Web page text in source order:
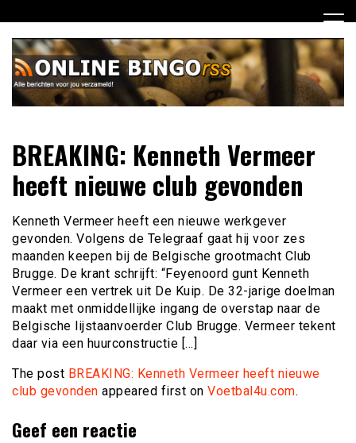
naar
inhoud
Online Bingo RSS
verzameld
BREAKING: Kenneth Vermeer
heeft nieuwe club gevonden
Kenneth Vermeer heeft een nieuwe werkgever
gevonden. Volgens de Telegraaf gaat hij voor zes
maanden keepen bij de Belgische grootmacht Club
Brugge. De krant schrijft: “Feyenoord gunt Kenneth
Vermeer een vertrek uit De Kuip. De 32-jarige doelman
maakt met onmiddellijke ingang de overstap naar de
Belgische lijstaanvoerder Club Brugge. Vermeer tekent
daar via een huurconstructie […]
The post BREAKING: Kenneth Vermeer heeft nieuwe
club gevonden appeared first on Voetbal4u.com.
Geef een reactie